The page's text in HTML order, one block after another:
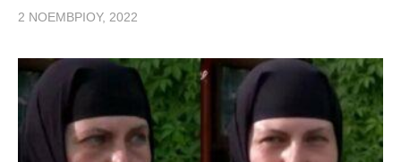
2 ΝΟΕΜΒΡΊΟΥ, 2022